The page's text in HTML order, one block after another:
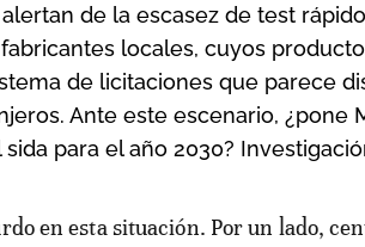
de la escasez de test
locales, cuyos
de licitaciones que parece
Ante este escenario, ¿pone
para el año 2030?